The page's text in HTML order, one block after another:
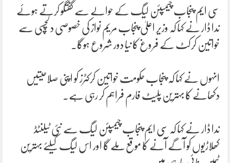
سی ایم پنجاب چیمپئن لیگ کے حوالے سے گفتگو کرتے ہوئے
ندا ڈار نے کہا کہ وزیر اعلیٰ پنجاب مریم نواز کی خصوصی دلچسپی سے
خواتین کرکٹ کے فروغ کا نیا دور شروع ہوگا۔
انہوں نے کہا کہ پنجاب حکومت خواتین کرکٹرز کو اپنی صلاحیتیں
دکھانے کا بہترین پلیٹ فارم فراہم کر رہی ہے۔
ندا ڈار نے کہا کہ سی ایم پنجاب چیمپئن لیگ سے نئی ٹیلنٹڈ
کھلاڑیوں کو آگے آنے کا موقع ملے گا اور اس لیگ کیلئے بہترین